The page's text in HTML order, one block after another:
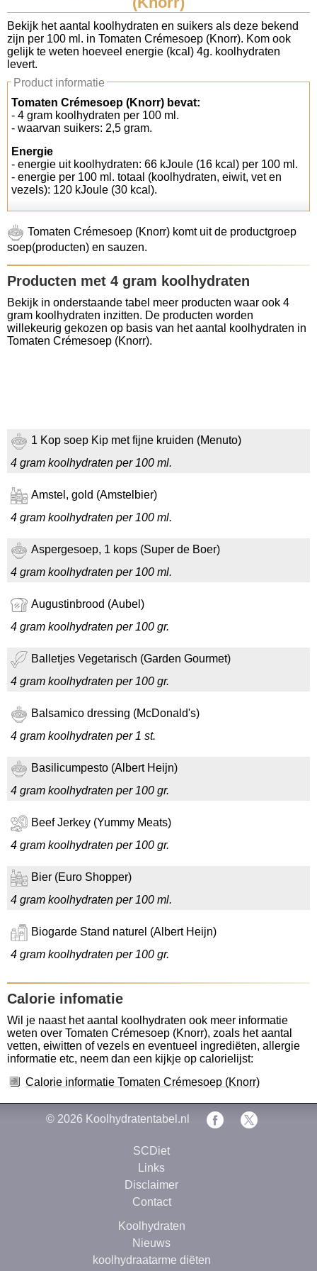
Koolhydraten tellen
Links
Bekijk het aantal koolhydraten en suikers als deze bekend
zijn per 100 ml. in Tomaten Crémesoep (Knorr). Kom ook
gelijk te weten hoeveel energie (kcal) 4g. koolhydraten
levert.
Product informatie
Tomaten Crémesoep (Knorr) bevat:
- 4 gram koolhydraten per 100 ml.
- waarvan suikers: 2,5 gram.
Energie
- energie uit koolhydraten: 66 kJoule (16 kcal) per 100 ml.
- energie per 100 ml. totaal (koolhydraten, eiwit, vet en
vezels): 120 kJoule (30 kcal).
Tomaten Crémesoep (Knorr) komt uit de productgroep
soep(producten) en sauzen.
Producten met 4 gram koolhydraten
Bekijk in onderstaande tabel meer producten waar ook 4
gram koolhydraten inzitten. De producten worden
willekeurig gekozen op basis van het aantal koolhydraten in
Tomaten Crémesoep (Knorr).
1 Kop soep Kip met fijne kruiden (Menuto)
4 gram koolhydraten per 100 ml.
Amstel, gold (Amstelbier)
4 gram koolhydraten per 100 ml.
Aspergesoep, 1 kops (Super de Boer)
4 gram koolhydraten per 100 ml.
Augustinbrood (Aubel)
4 gram koolhydraten per 100 gr.
Balletjes Vegetarisch (Garden Gourmet)
4 gram koolhydraten per 100 gr.
Balsamico dressing (McDonald's)
4 gram koolhydraten per 1 st.
Basilicumpesto (Albert Heijn)
4 gram koolhydraten per 100 gr.
Beef Jerkey (Yummy Meats)
4 gram koolhydraten per 100 gr.
Bier (Euro Shopper)
4 gram koolhydraten per 100 ml.
Biogarde Stand naturel (Albert Heijn)
4 gram koolhydraten per 100 gr.
Calorie infomatie
Wil je naast het aantal koolhydraten ook meer informatie
weten over Tomaten Crémesoep (Knorr), zoals het aantal
vetten, eiwitten of vezels en eventueel ingrediëten, allergie
informatie etc, neem dan een kijkje op calorielijst:
Calorie informatie Tomaten Crémesoep (Knorr)
© 2026 Koolhydratentabel.nl
SCDiet
Links
Disclaimer
Contact
Koolhydraten
Nieuws
koolhydraatarme diëten